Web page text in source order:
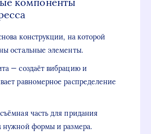
конструкции, на которой
остальные элементы.
— создаёт вибрацию и
равномерное распределение
часть для придания
нужной формы и размера.